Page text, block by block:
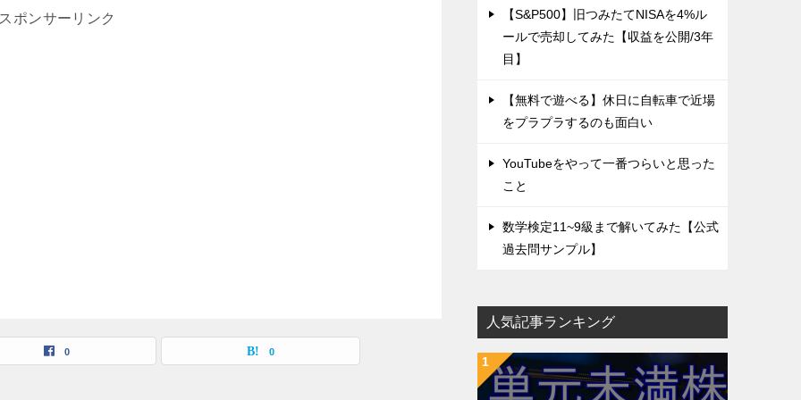
スポンサーリンク
0 0
【S&P500】旧つみたてNISAを4%ル
ールで売却してみた【収益を公開/3年
目】
【無料で遊べる】休日に自転車で近場
をプラプラするのも面白い
YouTubeをやって一番つらいと思った
こと
数学検定11~9級まで解いてみた【公式
過去問サンプル】
人気記事ランキング